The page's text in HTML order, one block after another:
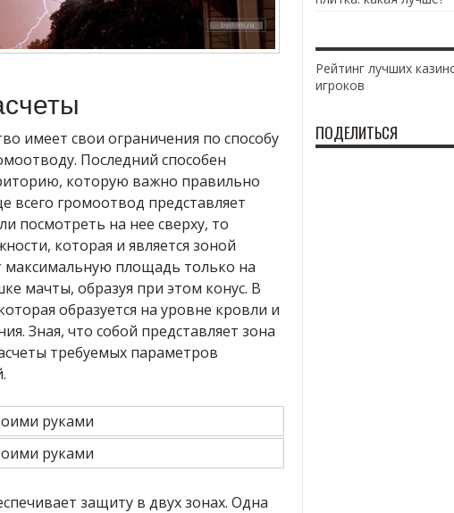
имеет свои ограничения по способу
Последний способен
которую важно правильно
всего громоотвод представляет
посмотреть на нее сверху, то
которая и является зоной
площадь только на
мачты, образуя при этом конус. В
образуется на уровне кровли и
Зная, что собой представляет зона
требуемых параметров
защиту в двух зонах. Одна
Рейтинг лучших
игроков
ПОДЕЛИТЬСЯ